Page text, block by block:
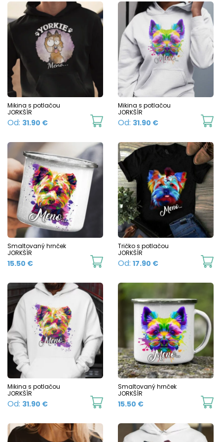
Mikina s potlačou
JORKŠÍR
Od: 31.90 €
This
has
multiple
variants.
options
may
chosen
on
product
page
Mikina s potlačou
JORKŠÍR
Od: 31.90 €
Smaltovaný hrnček
JORKŠÍR
15.50 €
This
has
multiple
variants.
The
options
may
chosen
on
product
Tričko s potlačou
JORKŠÍR
Od: 17.90 €
Mikina s potlačou
JORKŠÍR
Od: 31.90 €
This
Smaltovaný hrnček
JORKŠÍR
15.50 €